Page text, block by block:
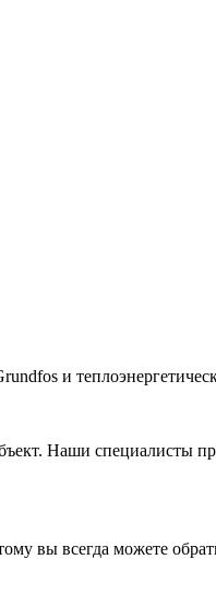
и
Наши специалисты
вы всегда можете